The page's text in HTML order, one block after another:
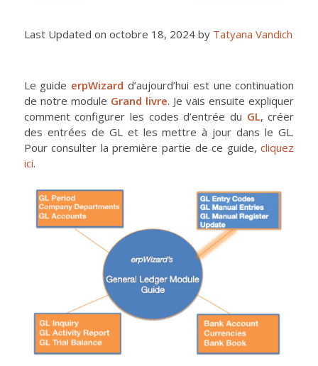
Last Updated on octobre 18, 2024 by Tatyana Vandich
Le guide erpWizard d’aujourd’hui est une continuation
de notre module Grand livre. Je vais ensuite expliquer
comment configurer les codes d’entrée du GL, créer
des entrées de GL et les mettre à jour dans le GL.
Pour consulter la première partie de ce guide,cliquez
ici.